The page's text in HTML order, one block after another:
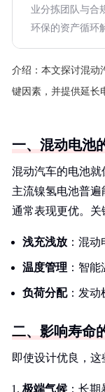
业分拣团队与合
环保的资产循环
介绍： 本文探讨混动
键因素，并提供延长
一、混动电池
混动汽车的电池就
主流镍氢电池普遍
通常表现更优。关
浅充浅放 ：混
温度管理 ：智
负荷分配：发动
二、影响寿命
即使设计优良，这
极端气候 ：长